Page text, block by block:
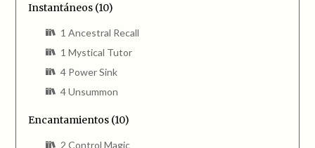
Instantáneos (10)
1 Ancestral Recall
1 Mystical Tutor
4 Power Sink
4 Unsummon
Encantamientos (10)
2 Control Magic